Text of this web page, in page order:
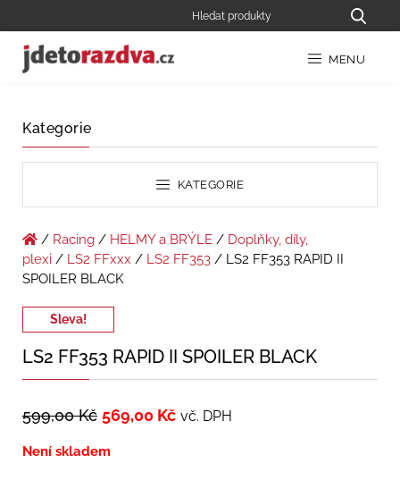
MENU
Kategorie
KATEGORIE
/ Racing / HELMY a BRÝLE / Doplňky, díly,
plexi / LS2 FFxxx / LS2 FF353 / LS2 FF353 RAPID II
SPOILER BLACK
Sleva!
LS2 FF353 RAPID II SPOILER BLACK
599,00Kč 569,00 Kč vč. DPH
Není skladem